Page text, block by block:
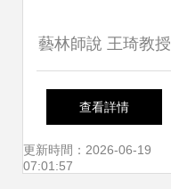
藝林師說 王琦教授
引領研究生跨學科
交流，共繪文化藝
查看詳情
更新時間：2026-06-19
07:01:57